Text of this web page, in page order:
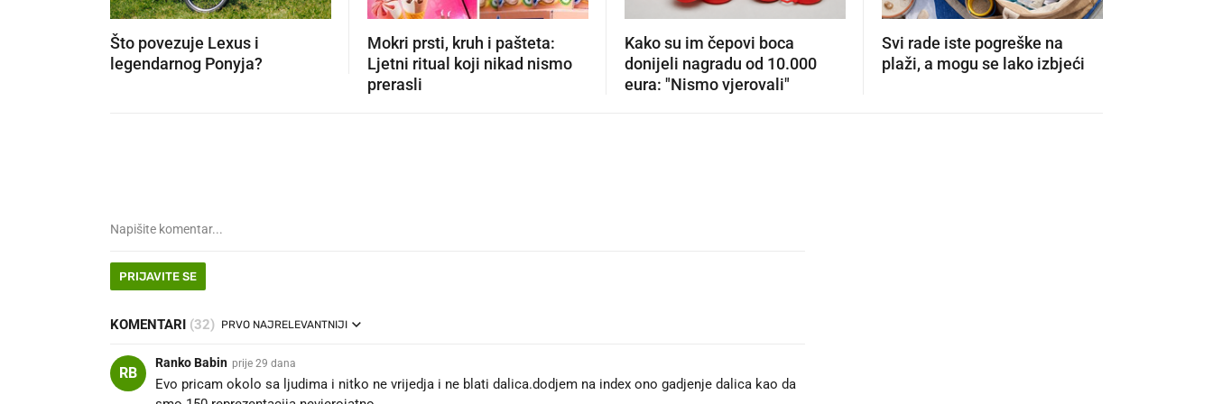
Što povezuje Lexus i
legendarnog Ponyja?
Mokri prsti, kruh i pašteta:
Ljetni ritual koji nikad nismo
prerasli
Kako su im čepovi boca
donijeli nagradu od 10.000
eura: "Nismo vjerovali"
Svi rade iste pogreške na
plaži, a mogu se lako izbjeći
PRIJAVITE SE
KOMENTARI (32) PRVO NAJRELEVANTNIJI
RB
Ranko Babin prije 29 dana
Evo pricam okolo sa ljudima i nitko ne vrijedja i ne blati dalica.dodjem na index ono gadjenje dalica kao da